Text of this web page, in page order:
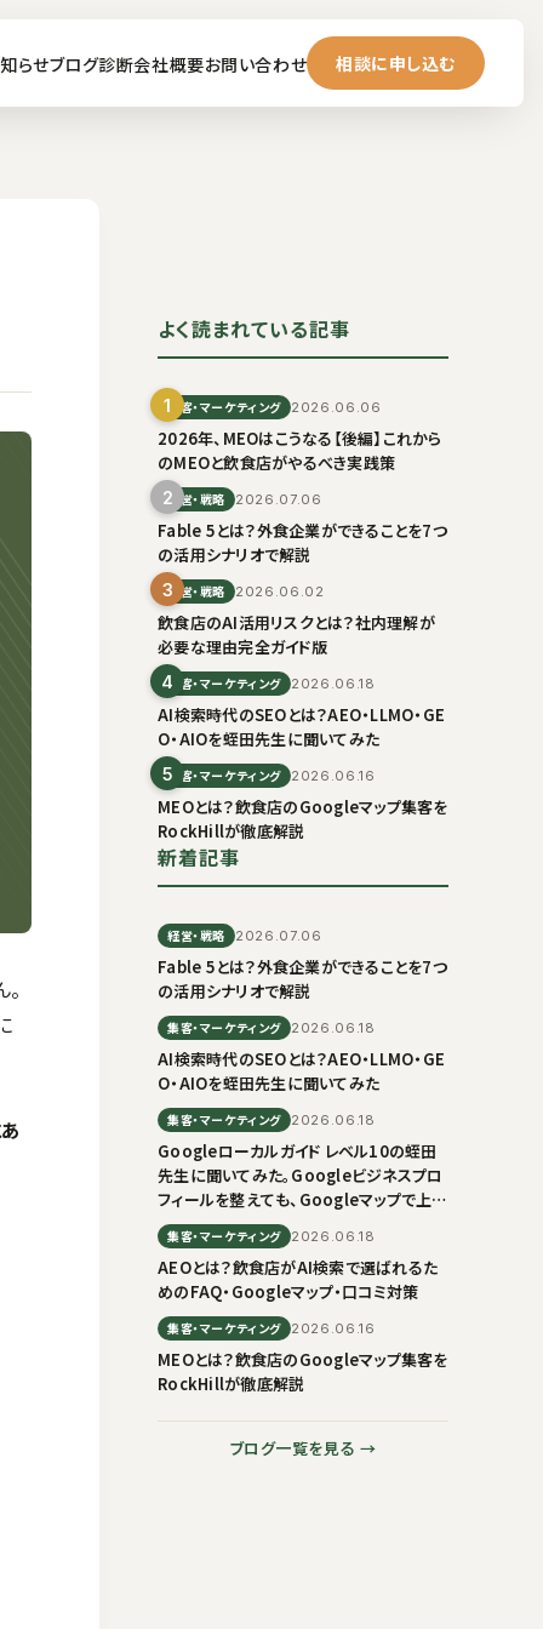
らせブログ診断会社概要お問い合わせ 相談に申し込む
よく読まれている記事
1 集客・マーケティング 2026.06.06
2026年、MEOはこうなる【後編】これから
のMEOと飲食店がやるべき実践策
2経営・戦略 2026.07.06
Fable 5とは？外食企業ができることを7つ
の活用シナリオで解説
3経営・戦略 2026.06.02
飲食店のAI活用リスクとは？社内理解が
必要な理由完全ガイド版
4集客・マーケティング 2026.06.18
AI検索時代のSEOとは？AEO・LLMO・GE
O・AIOを蛭田先生に聞いてみた
5集客・マーケティング 2026.06.16
MEOとは？飲食店のGoogleマップ集客を
RockHillが徹底解説
新着記事
経営・戦略 2026.07.06
Fable 5とは？外食企業ができることを7つ
の活用シナリオで解説
集客・マーケティング 2026.06.18
AI検索時代のSEOとは？AEO・LLMO・GE
O・AIOを蛭田先生に聞いてみた
集客・マーケティング 2026.06.18
Googleローカルガイド レベル10の蛭田
先生に聞いてみた。Googleビジネスプロ
フィールを整えても、Googleマップで上に
出ない理由
集客・マーケティング 2026.06.18
AEOとは？飲食店がAI検索で選ばれるた
めのFAQ・Googleマップ・口コミ対策
集客・マーケティング 2026.06.16
MEOとは？飲食店のGoogleマップ集客を
RockHillが徹底解説
ブログ一覧を見る →